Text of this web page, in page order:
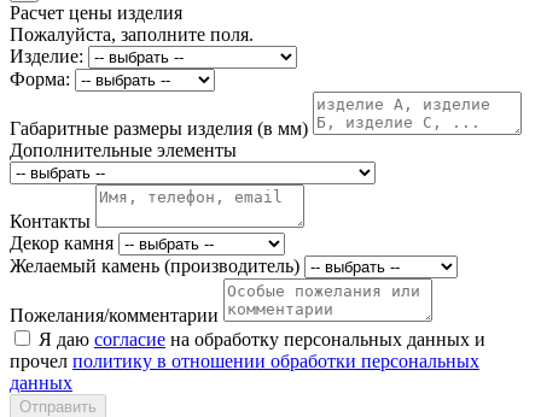
Расчет цены изделия
Пожалуйста, заполните поля.
Изделие:
Форма:
Габаритные размеры изделия (в мм)
Дополнительные элементы
Контакты
Декор камня
Желаемый камень (производитель)
Пожелания/комментарии
Я даю согласие на обработку персональных данных и
прочел политику в отношении обработки персональных
данных
Отправить